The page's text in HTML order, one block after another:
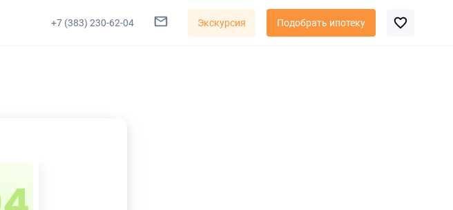
+7 (383) 230-62-04 Экскурсия Подобрать ипотеку